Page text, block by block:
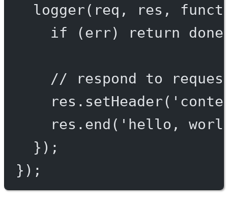
logger(req, res,
if (err) return done
// respond to
res. setHeader(
res. end ( 'hello,
});
});